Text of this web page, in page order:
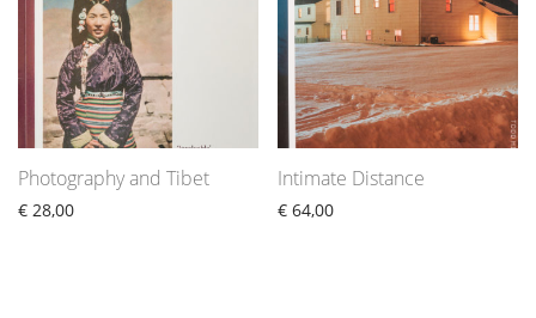
Photography and Tibet
€ 28,00
Intimate Distance
€ 64,00